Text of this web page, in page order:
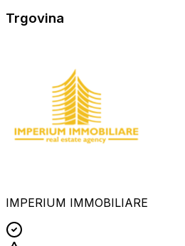
Trgovina
IMPERIUM IMMOBILIARE